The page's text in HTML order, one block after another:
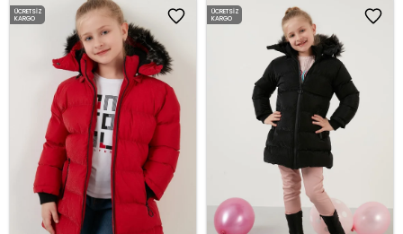
ÜCRETSIZ
KARGO
ÜCRETSIZ
KARGO